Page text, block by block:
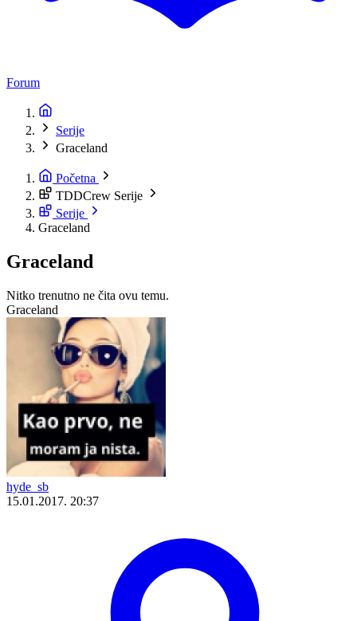
Forum
Serije
Graceland
Početna
TDDCrew Serije
Serije
Graceland
Graceland
Nitko trenutno ne čita ovu temu.
Graceland
hyde_sb
15.01.2017. 20:37